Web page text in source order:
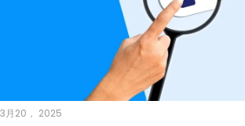
3月20， 2025